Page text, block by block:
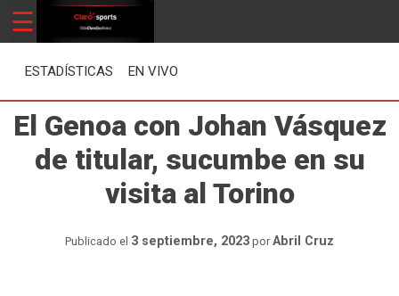
Skip
☰
ClaroSports
Más Claro que nunca
ESTADÍSTICAS EN VIVO
El Genoa con Johan Vásquez
de titular, sucumbe en su
visita al Torino
Publicado el 3 septiembre, 2023 por Abril Cruz